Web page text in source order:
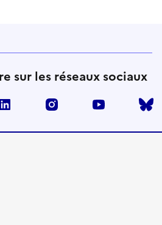
sur les réseaux sociaux
linkedin instagram youtube